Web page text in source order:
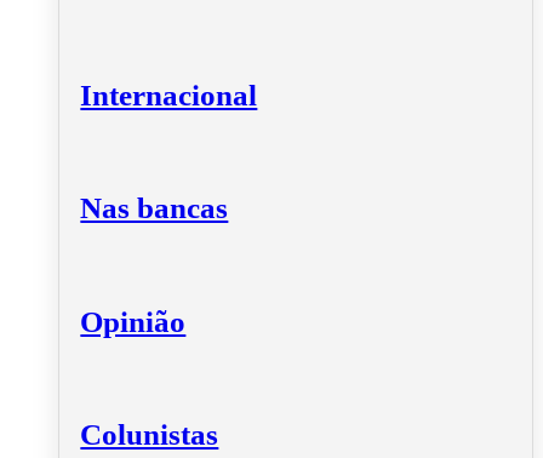
Internacional
Nas bancas
Opinião
Colunistas